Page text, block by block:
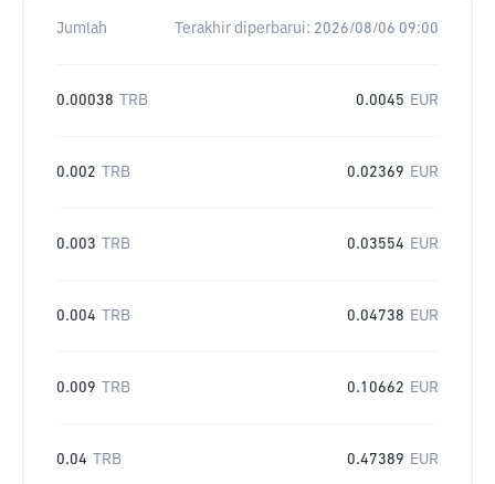
Jumlah Terakhir diperbarui: 2026/08/06 09:00
0.00038 TRB 0.0045 EUR
0.002 TRB 0.02369 EUR
0.003 TRB 0.03554 EUR
0.004 TRB 0.04738 EUR
0.009 TRB 0.10662 EUR
0.04 TRB 0.47389 EUR